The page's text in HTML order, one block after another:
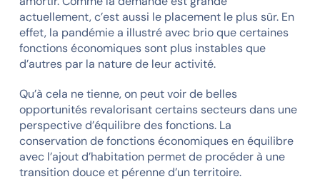
actuellement, c’est aussi le placement le plus sûr. En
effet, la pandémie a illustré avec brio que certaines
fonctions économiques sont plus instables que
d’autres par la nature de leur activité.
Qu’à cela ne tienne, on peut voir de belles
opportunités revalorisant certains secteurs dans une
perspective d’équilibre des fonctions. La
conservation de fonctions économiques en équilibre
avec l’ajout d’habitation permet de procéder à une
transition douce et pérenne d’un territoire.